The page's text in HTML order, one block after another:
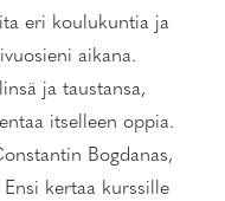
eri koulukuntia ja
aikana.
ja taustansa,
itselleen oppia.
Bogdanas,
kertaa kurssille